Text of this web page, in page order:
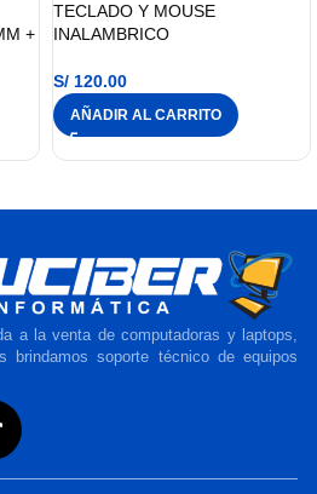
+
TECLADO Y MOUSE
INALAMBRICO
S/ 120.00
AÑADIR AL CARRITO
a la venta de computadoras y laptops,
brindamos soporte técnico de equipos